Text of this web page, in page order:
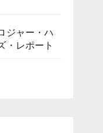
ジャー・ハ
・レポート